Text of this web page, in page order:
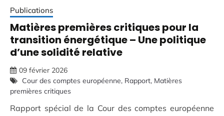
Publications
Matières premières critiques pour la
transition énergétique – Une politique
d’une solidité relative
09 février 2026
Cour des comptes européenne Rapport Matières
premières critiques
Rapport spécial de la Cour des comptes européenne